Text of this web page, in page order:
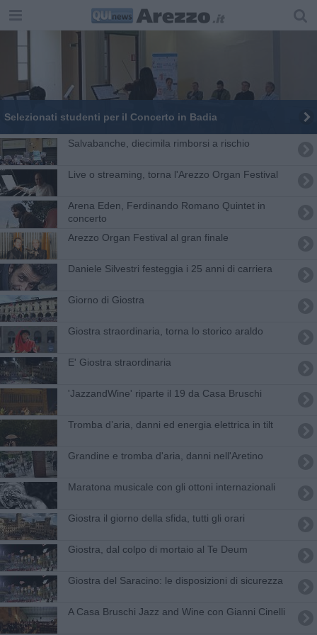
Selezionati studenti per il Concerto in Badia
Salvabanche, diecimila rimborsi a rischio
Live o streaming, torna l'Arezzo Organ Festival
Arena Eden, Ferdinando Romano Quintet in
concerto
Arezzo Organ Festival al gran finale
Daniele Silvestri festeggia i 25 anni di carriera
Giorno di Giostra
Giostra straordinaria, torna lo storico araldo
E' Giostra straordinaria
'JazzandWine' riparte il 19 da Casa Bruschi
Tromba d’aria, danni ed energia elettrica in tilt
Grandine e tromba d'aria, danni nell'Aretino
Maratona musicale con gli ottoni internazionali
Giostra il giorno della sfida, tutti gli orari
Giostra, dal colpo di mortaio al Te Deum
Giostra del Saracino: le disposizioni di sicurezza
A Casa Bruschi Jazz and Wine con Gianni Cinelli